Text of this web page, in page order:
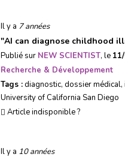
Il y a 7 années
"AI can diagnose childhood
Publié sur NEW SCIENTIST, le
Recherche & Développement
Tags :diagnostic, dossier médical,
University of California San Diego
Article indisponible ?
Il y a 10 années